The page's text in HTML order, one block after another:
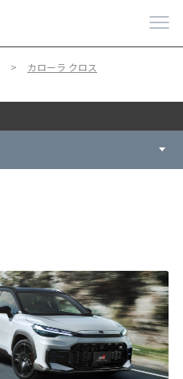
カローラ クロス